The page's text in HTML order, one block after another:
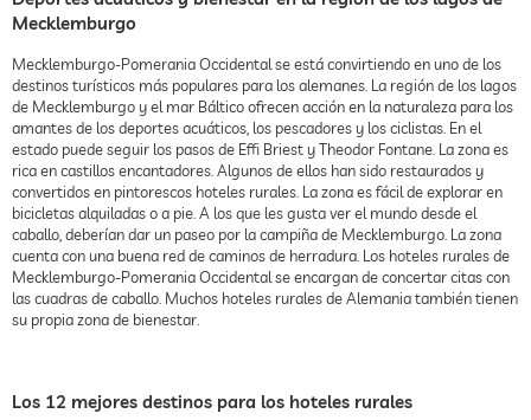
Mecklemburgo
Mecklemburgo-Pomerania Occidental se está convirtiendo en uno de los
destinos turísticos más populares para los alemanes. La región de los lagos
de Mecklemburgo y el mar Báltico ofrecen acción en la naturaleza para los
amantes de los deportes acuáticos, los pescadores y los ciclistas. En el
estado puede seguir los pasos de Effi Briest y Theodor Fontane. La zona es
rica en castillos encantadores. Algunos de ellos han sido restaurados y
convertidos en pintorescos hoteles rurales. La zona es fácil de explorar en
bicicletas alquiladas o a pie. A los que les gusta ver el mundo desde el
caballo, deberían dar un paseo por la campiña de Mecklemburgo. La zona
cuenta con una buena red de caminos de herradura. Los hoteles rurales de
Mecklemburgo-Pomerania Occidental se encargan de concertar citas con
las cuadras de caballo. Muchos hoteles rurales de Alemania también tienen
su propia zona de bienestar.
Los 12 mejores destinos para los hoteles rurales